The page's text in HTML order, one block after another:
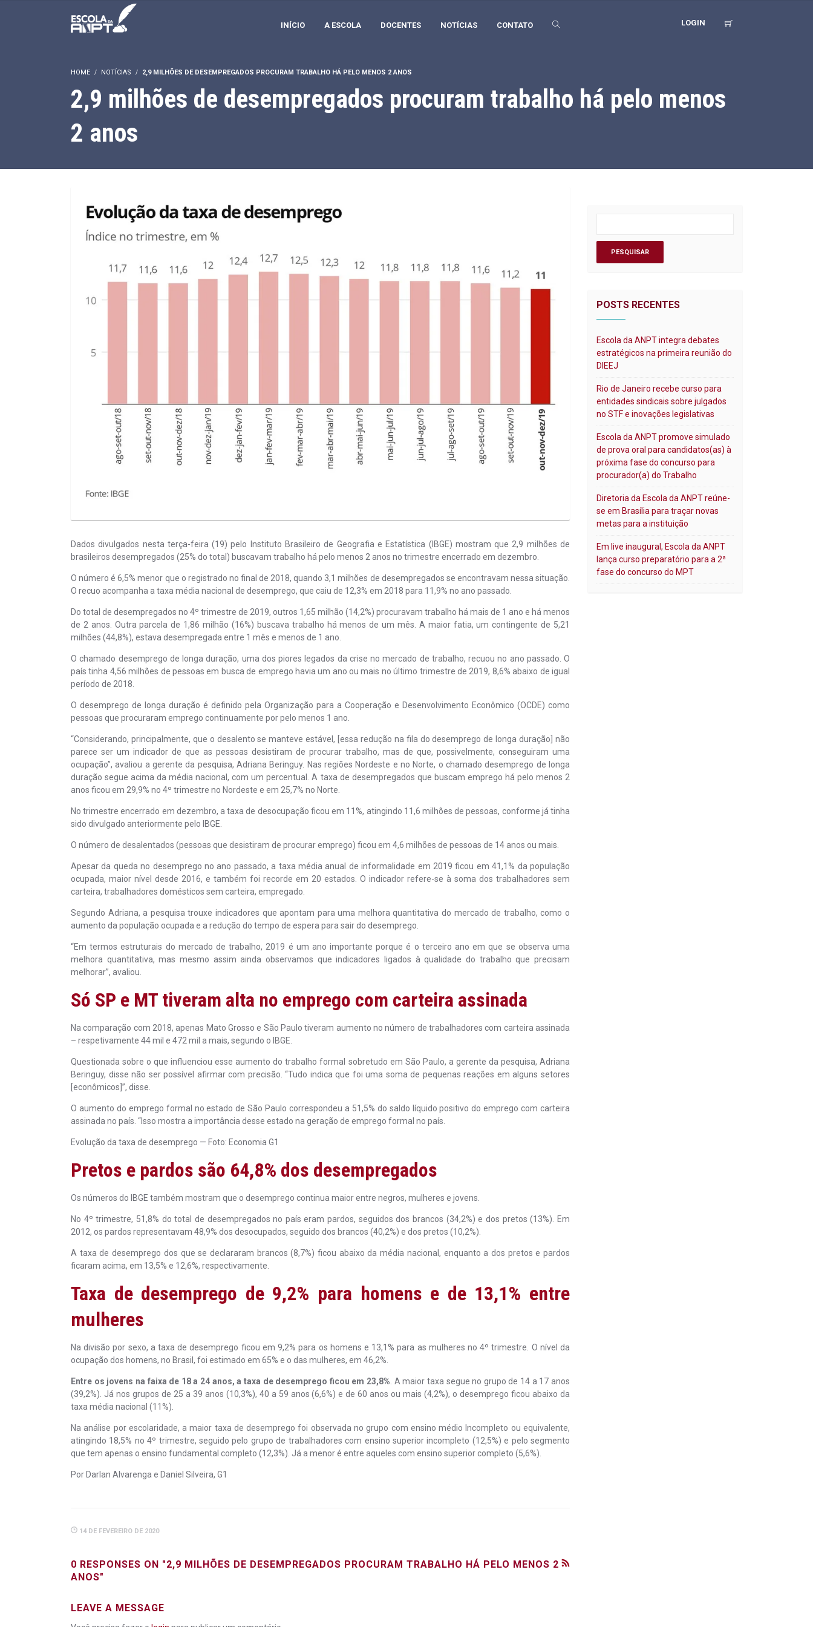
INÍCIO A ESCOLA DOCENTES NOTÍCIAS CONTATO LOGIN
HOME NOTÍCIAS 2,9 MILHÕES DE DESEMPREGADOS PROCURAM TRABALHO HÁ PELO MENOS 2 ANOS
2,9 milhões de desempregados procuram trabalho há pelo menos
2 anos
Dados divulgados nesta terça-feira (19) pelo Instituto Brasileiro de Geografia e Estatística (IBGE) mostram que 2,9 milhões de
brasileiros desempregados (25% do total) buscavam trabalho há pelo menos 2 anos no trimestre encerrado em dezembro.
O número é 6,5% menor que o registrado no final de 2018, quando 3,1 milhões de desempregados se encontravam nessa situação.
O recuo acompanha a taxa média nacional de desemprego, que caiu de 12,3% em 2018 para 11,9% no ano passado.
Do total de desempregados no 4º trimestre de 2019, outros 1,65 milhão (14,2%) procuravam trabalho há mais de 1 ano e há menos
de 2 anos. Outra parcela de 1,86 milhão (16%) buscava trabalho há menos de um mês. A maior fatia, um contingente de 5,21
milhões (44,8%), estava desempregada entre 1 mês e menos de 1 ano.
O chamado desemprego de longa duração, uma dos piores legados da crise no mercado de trabalho, recuou no ano passado. O
país tinha 4,56 milhões de pessoas em busca de emprego havia um ano ou mais no último trimestre de 2019, 8,6% abaixo de igual
período de 2018.
O desemprego de longa duração é definido pela Organização para a Cooperação e Desenvolvimento Econômico (OCDE) como
pessoas que procuraram emprego continuamente por pelo menos 1 ano.
“Considerando, principalmente, que o desalento se manteve estável, [essa redução na fila do desemprego de longa duração] não
parece ser um indicador de que as pessoas desistiram de procurar trabalho, mas de que, possivelmente, conseguiram uma
ocupação”, avaliou a gerente da pesquisa, Adriana Beringuy. Nas regiões Nordeste e no Norte, o chamado desemprego de longa
duração segue acima da média nacional, com um percentual. A taxa de desempregados que buscam emprego há pelo menos 2
anos ficou em 29,9% no 4º trimestre no Nordeste e em 25,7% no Norte.
No trimestre encerrado em dezembro, a taxa de desocupação ficou em 11%, atingindo 11,6 milhões de pessoas, conforme já tinha
sido divulgado anteriormente pelo IBGE.
O número de desalentados (pessoas que desistiram de procurar emprego) ficou em 4,6 milhões de pessoas de 14 anos ou mais.
Apesar da queda no desemprego no ano passado, a taxa média anual de informalidade em 2019 ficou em 41,1% da população
ocupada, maior nível desde 2016, e também foi recorde em 20 estados. O indicador refere-se à soma dos trabalhadores sem
carteira, trabalhadores domésticos sem carteira, empregado.
Segundo Adriana, a pesquisa trouxe indicadores que apontam para uma melhora quantitativa do mercado de trabalho, como o
aumento da população ocupada e a redução do tempo de espera para sair do desemprego.
“Em termos estruturais do mercado de trabalho, 2019 é um ano importante porque é o terceiro ano em que se observa uma
melhora quantitativa, mas mesmo assim ainda observamos que indicadores ligados à qualidade do trabalho que precisam
melhorar”, avaliou.
Só SP e MT tiveram alta no emprego com carteira assinada
Na comparação com 2018, apenas Mato Grosso e São Paulo tiveram aumento no número de trabalhadores com carteira assinada
– respetivamente 44 mil e 472 mil a mais, segundo o IBGE.
Questionada sobre o que influenciou esse aumento do trabalho formal sobretudo em São Paulo, a gerente da pesquisa, Adriana
Beringuy, disse não ser possível afirmar com precisão. “Tudo indica que foi uma soma de pequenas reações em alguns setores
[econômicos]”, disse.
O aumento do emprego formal no estado de São Paulo correspondeu a 51,5% do saldo líquido positivo do emprego com carteira
assinada no país. “Isso mostra a importância desse estado na geração de emprego formal no país.
Evolução da taxa de desemprego — Foto: Economia G1
Pretos e pardos são 64,8% dos desempregados
Os números do IBGE também mostram que o desemprego continua maior entre negros, mulheres e jovens.
No 4º trimestre, 51,8% do total de desempregados no país eram pardos, seguidos dos brancos (34,2%) e dos pretos (13%). Em
2012, os pardos representavam 48,9% dos desocupados, seguido dos brancos (40,2%) e dos pretos (10,2%).
A taxa de desemprego dos que se declararam brancos (8,7%) ficou abaixo da média nacional, enquanto a dos pretos e pardos
ficaram acima, em 13,5% e 12,6%, respectivamente.
Taxa de desemprego de 9,2% para homens e de 13,1% entre
mulheres
Na divisão por sexo, a taxa de desemprego ficou em 9,2% para os homens e 13,1% para as mulheres no 4º trimestre. O nível da
ocupação dos homens, no Brasil, foi estimado em 65% e o das mulheres, em 46,2%.
Entre os jovens na faixa de 18 a 24 anos, a taxa de desemprego ficou em 23,8%. A maior taxa segue no grupo de 14 a 17 anos
(39,2%). Já nos grupos de 25 a 39 anos (10,3%), 40 a 59 anos (6,6%) e de 60 anos ou mais (4,2%), o desemprego ficou abaixo da
taxa média nacional (11%).
Na análise por escolaridade, a maior taxa de desemprego foi observada no grupo com ensino médio Incompleto ou equivalente,
atingindo 18,5% no 4º trimestre, seguido pelo grupo de trabalhadores com ensino superior incompleto (12,5%) e pelo segmento
que tem apenas o ensino fundamental completo (12,3%). Já a menor é entre aqueles com ensino superior completo (5,6%).
Por Darlan Alvarenga e Daniel Silveira, G1
14 DE FEVEREIRO DE 2020
0 RESPONSES ON "2,9 MILHÕES DE DESEMPREGADOS PROCURAM TRABALHO HÁ PELO MENOS 2
ANOS"
LEAVE A MESSAGE
POSTS RECENTES
Escola da ANPT integra debates
estratégicos na primeira reunião do
DIEEJ
Rio de Janeiro recebe curso para
entidades sindicais sobre julgados
no STF e inovações legislativas
Escola da ANPT promove simulado
de prova oral para candidatos(as) à
próxima fase do concurso para
procurador(a) do Trabalho
Diretoria da Escola da ANPT reúne-
se em Brasília para traçar novas
metas para a instituição
Em live inaugural, Escola da ANPT
lança curso preparatório para a 2ª
fase do concurso do MPT